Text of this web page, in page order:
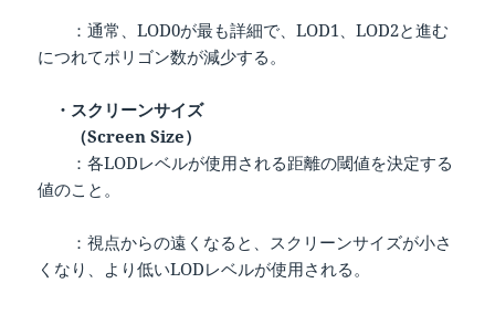
：通常、LOD0が最も詳細で、LOD1、LOD2と進む
につれてポリゴン数が減少する。
・スクリーンサイズ
（Screen Size）
：各LODレベルが使用される距離の閾値を決定する
値のこと。
：視点からの遠くなると、スクリーンサイズが小さ
くなり、より低いLODレベルが使用される。